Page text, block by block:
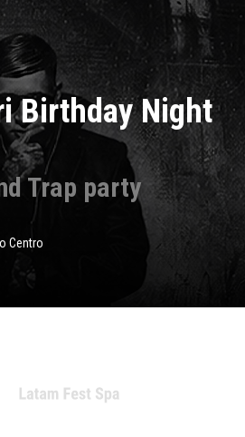
Birthday Night
Trap party
Centro